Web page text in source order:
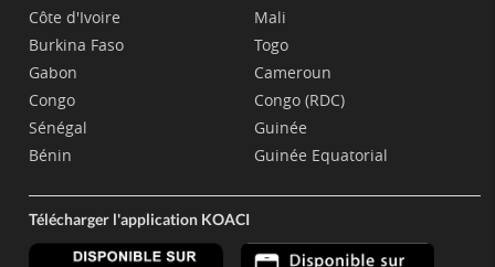
Côte d'Ivoire
Burkina Faso
Gabon
Congo
Sénégal
Bénin
Mali
Togo
Cameroun
Congo (RDC)
Guinée
Guinée Equatorial
Télécharger l'application KOACI